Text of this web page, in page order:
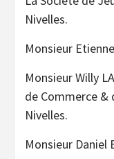
Nivelles.
Monsieur
Monsieur Willy
de Commerce &
Nivelles.
Monsieur Daniel